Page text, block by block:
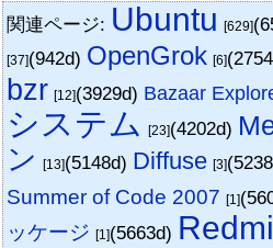
関連ページ: Ubuntu [629]
[37](942d) OpenGrok [6]
bzr [12](3929d) Bazaar
システム [23](4202d)
ン [13](5148d) Diffuse [3]
Summer of Code 2007 [1]
ッケージ [1](5663d)